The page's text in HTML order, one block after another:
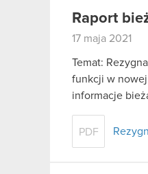
Raport
17 maja 2021
Temat:
funkcji w nowej
informacje
PDF